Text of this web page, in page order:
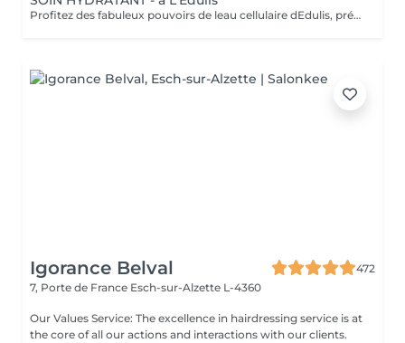
Profitez des fabuleux pouvoirs de leau cellulaire dEdulis, précieuse source dhydratation continue. Après la brumisation du Sérum concentré en eau cellulaire, le Masque Crème ressourçant se transforme en une texture soyeuse qui fond sur votre peau sous le délicat modelage de notre esthéticienne. Bénéfices : Gorgée deau, votre peau retrouve douceur, souplesse et éclat. Retrouvez le confort dune peau hydratée en continu.
Igorance Belval
472
7, Porte de France Esch-sur-Alzette L-4360
Our Values Service: The excellence in hairdressing service is at
the core of all our actions and interactions with our clients.